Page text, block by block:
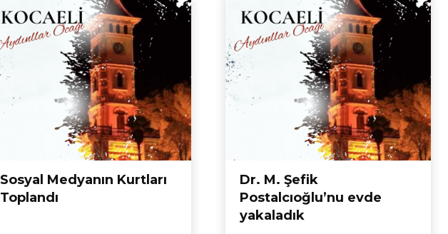
Sosyal Medyanın Kurtları
Toplandı
Dr. M. Şefik
Postalcıoğlu’nu evde
yakaladık